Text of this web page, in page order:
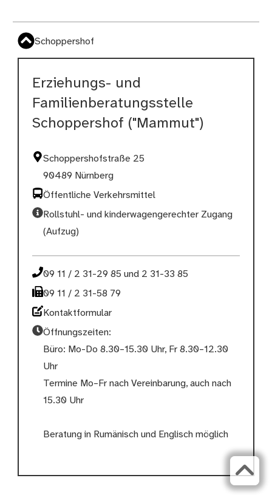
Schoppershof
Erziehungs- und
Familienberatungsstelle
Schoppershof ("Mammut")
Schoppershofstraße 25
90489 Nürnberg
Öffentliche Verkehrsmittel
Rollstuhl- und kinderwagengerechter Zugang
(Aufzug)
09 11 / 2 31-29 85 und 2 31-33 85
09 11 / 2 31-58 79
Kontaktformular
Öffnungszeiten:
Büro: Mo-Do 8.30–15.30 Uhr, Fr 8.30–12.30
Uhr
Termine Mo–Fr nach Vereinbarung, auch nach
15.30 Uhr
Beratung in Rumänisch und Englisch möglich